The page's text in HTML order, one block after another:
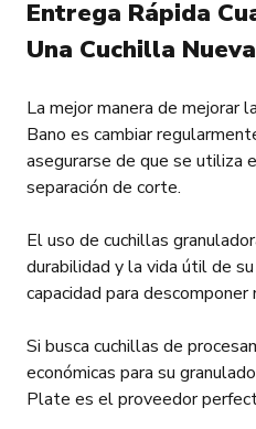
Entrega Rápida
Una Cuchilla Nueva
La mejor manera de mejorar
Bano es cambiar
asegurarse de que se utiliza
separación de corte.
El uso de cuchillas
durabilidad y la vida útil de
capacidad para
Si busca cuchillas de
económicas para su
Plate es el proveedor